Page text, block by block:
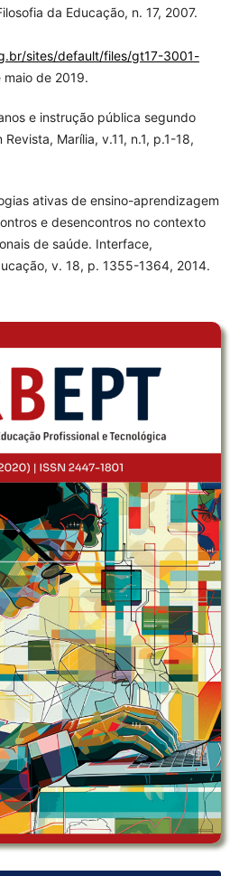
da Educação, n. 17, 2007.
sites/default/files/gt17-3001-
de 2019.
e instrução pública segundo
Marília, v.11, n.1, p.1-18,
ativas de ensino-aprendizagem
e desencontros no contexto
de saúde. Interface,
v. 18, p. 1355-1364, 2014.